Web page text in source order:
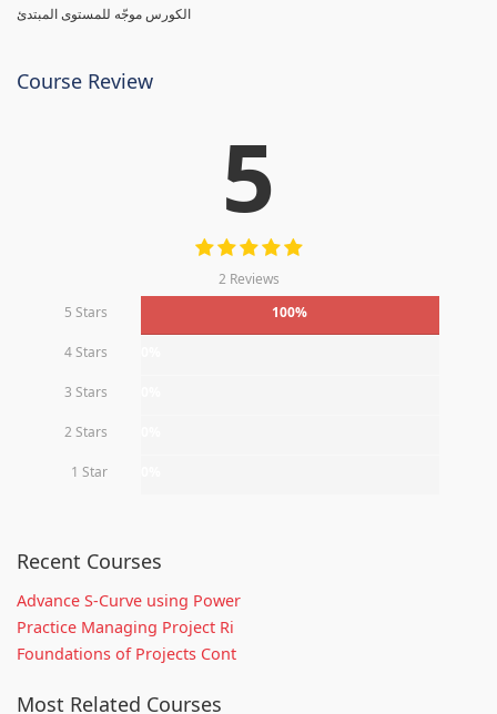
الكورس موجّه للمستوى المبتدئ
Course Review
5
2 Reviews
5 Stars
100%
4 Stars
3 Stars
2 Stars
1 Star
Recent Courses
Advance S-Curve using Power
Practice Managing Project Ri
Foundations of Projects Cont
Most Related Courses